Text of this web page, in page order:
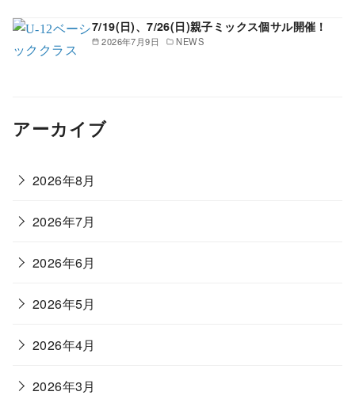
2026年7月9日 NEWS
7/19(日)、7/26(日)親子ミックス個サル開催！
アーカイブ
2026年8月
2026年7月
2026年6月
2026年5月
2026年4月
2026年3月